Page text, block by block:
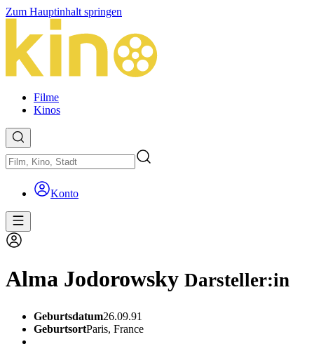
Zum Hauptinhalt springen
Filme
Kinos
Konto
Alma Jodorowsky Darsteller:in
Geburtsdatum26.09.91
GeburtsortParis, France